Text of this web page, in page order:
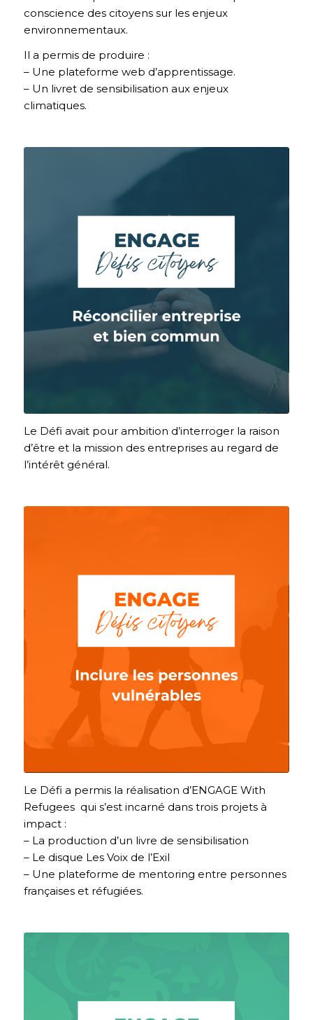
conscience des citoyens sur les enjeux
environnementaux.
Il a permis de produire :
– Une plateforme web d’apprentissage.
– Un livret de sensibilisation aux enjeux
climatiques.
Le Défi avait pour ambition d’interroger la raison
d’être et la mission des entreprises au regard de
l’intérêt général.
Le Défi a permis la réalisation d’ENGAGE With
Refugees qui s’est incarné dans trois projets à
impact :
– La production d’un livre de sensibilisation
– Le disque Les Voix de l’Exil
– Une plateforme de mentoring entre personnes
françaises et réfugiées.